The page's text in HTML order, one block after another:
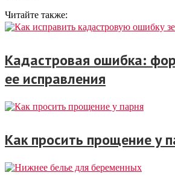
Читайте также:
Кадастровая ошибка:
ее исправления
Как просить прощение у